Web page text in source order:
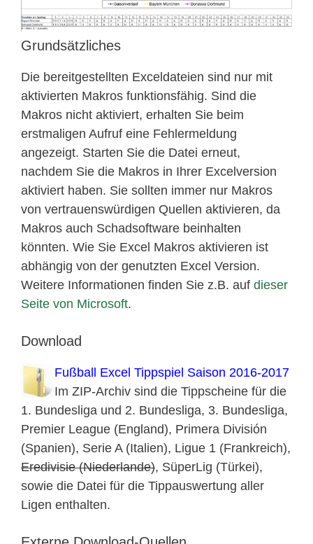
Grundsätzliches
Die bereitgestellten Exceldateien sind nur mit
aktivierten Makros funktionsfähig. Sind die
Makros nicht aktiviert, erhalten Sie beim
erstmaligen Aufruf eine Fehlermeldung
angezeigt. Starten Sie die Datei erneut,
nachdem Sie die Makros in Ihrer Excelversion
aktiviert haben. Sie sollten immer nur Makros
von vertrauenswürdigen Quellen aktivieren, da
Makros auch Schadsoftware beinhalten
könnten. Wie Sie Excel Makros aktivieren ist
abhängig von der genutzten Excel Version.
Weitere Informationen finden Sie z.B. auf dieser
Seite von Microsoft.
Download
Fußball Excel Tippspiel Saison 2016-2017
Im ZIP-Archiv sind die Tippscheine für die
1. Bundesliga und 2. Bundesliga, 3. Bundesliga,
Premier League (England), Primera División
(Spanien), Serie A (Italien), Ligue 1 (Frankreich),
Eredivisie (Niederlande), SüperLig (Türkei),
sowie die Datei für die Tippauswertung aller
Ligen enthalten.